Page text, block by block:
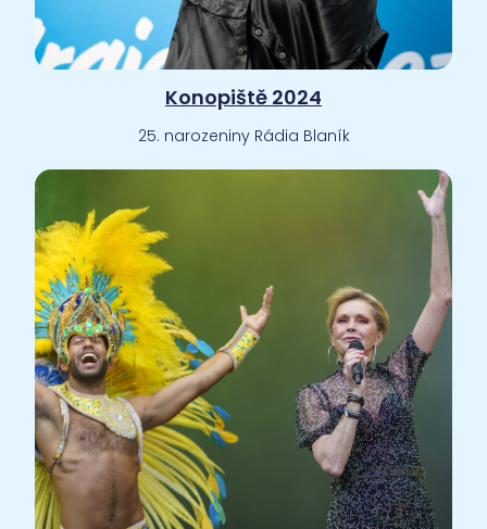
Konopiště 2024
25. narozeniny Rádia Blaník